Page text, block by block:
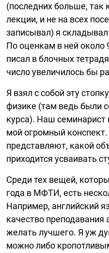
(последних больше, так
лекции, и не на всех
записывал) я
По оценкам в ней около
писал в блочных
число увеличилось бы
Я взял с собой эту
физике (там ведь были
курса). Наш семинарист
мой огромный
представляют, какой
приходится усваивать
Среди тех вещей,
года в МФТИ, есть
Например, английский
качество преподавания
желать лучшего. Я уж
можно либо